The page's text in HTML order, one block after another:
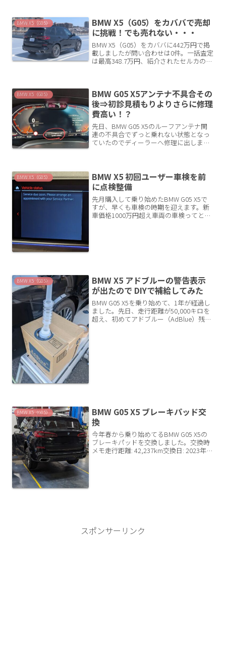
BMW X5（G05）
BMW X5（G05）をカババで売却
に挑戦！でも売れない・・・
BMW X5（G05）をカババに442万円で掲
載しましたが問い合わせは0件。一括査定
は最高348.7万円、紹介されたセルカのオ
BMW X5（G05）
BMW G05 X5アンテナ不具合その
後⇒初診見積もりよりさらに修理
費高い！？
先日、BMW G05 X5のルーフアンテナ関
連の不具合でずっと乗れない状態となっ
ていたのでディーラーへ修理に出しまし
とによる不具合最近ど...
BMW X5（G05）
BMW X5 初回ユーザー車検を前
に点検整備
先月購入して乗り始めたBMW G05 X5で
すが、早くも車検の時期を迎えます。新
車価格1000万円超え車両の車検ってとん
BMW X5（G05）
BMW X5 アドブルーの警告表示
が出たので DIYで補給してみた
BMW G05 X5を乗り始めて、1年が経過し
ました。先日、走行距離が50,000キロを
超え、初めてアドブルー（AdBlue）残量
BMW X5（G05）
BMW G05 X5 ブレーキパッド交
換
今年春から乗り始めてるBMW G05 X5の
ブレーキパッドを交換しました。交換時
メモ走行距離: 42,237km交換日: 2023年12
スポンサーリンク